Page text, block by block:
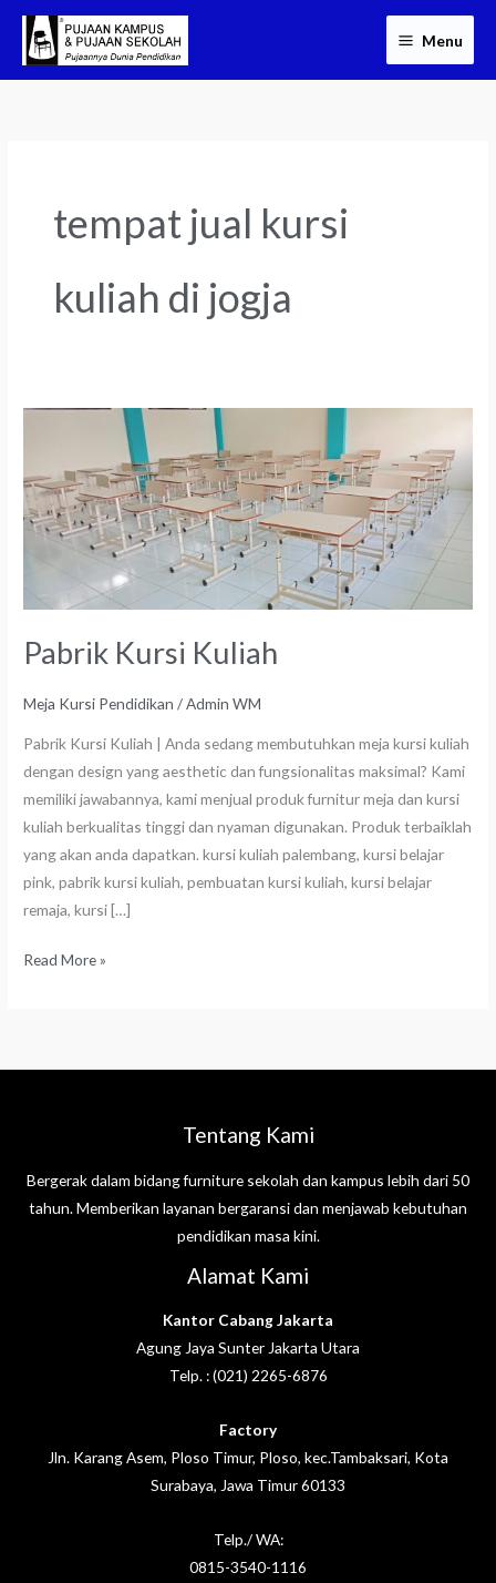
Skip
content
Menu
tempat jual kursi
kuliah di jogja
Pabrik Kursi Kuliah
Meja Kursi Pendidikan /Admin WM
Pabrik Kursi Kuliah | Anda sedang membutuhkan meja kursi kuliah
dengan design yang aesthetic dan fungsionalitas maksimal? Kami
memiliki jawabannya, kami menjual produk furnitur meja dan kursi
kuliah berkualitas tinggi dan nyaman digunakan. Produk terbaiklah
yang akan anda dapatkan. kursi kuliah palembang, kursi belajar
pink, pabrik kursi kuliah, pembuatan kursi kuliah, kursi belajar
remaja, kursi […]
Kuliah
Read More »
Tentang Kami
Bergerak dalam bidang furniture sekolah dan kampus lebih dari 50
tahun. Memberikan layanan bergaransi dan menjawab kebutuhan
pendidikan masa kini.
Alamat Kami
Kantor Cabang Jakarta
Agung Jaya Sunter Jakarta Utara
Telp. : (021) 2265-6876
Factory
Jln. Karang Asem, Ploso Timur, Ploso, kec.Tambaksari, Kota
Surabaya, Jawa Timur 60133
Telp./ WA:
0815-3540-1116